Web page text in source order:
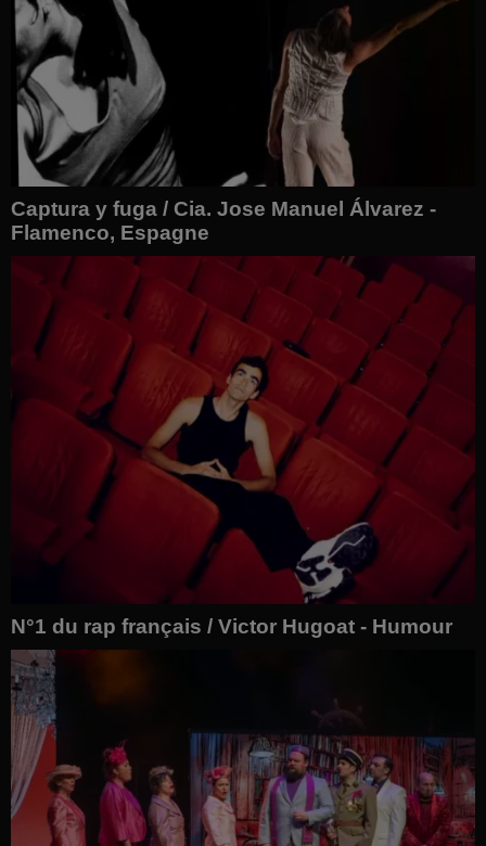
Captura y fuga / Cia. Jose Manuel Álvarez -
Flamenco, Espagne
N°1 du rap français / Victor Hugoat - Humour